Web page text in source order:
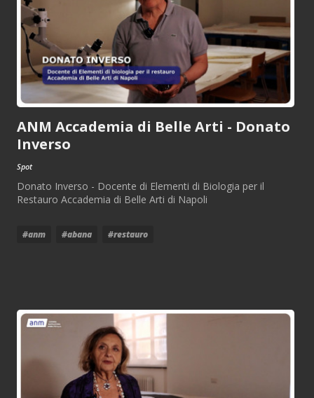
ANM Accademia di Belle Arti - Donato
Inverso
Spot
Donato Inverso - Docente di Elementi di Biologia per il
Restauro Accademia di Belle Arti di Napoli
#anm #abana #restauro